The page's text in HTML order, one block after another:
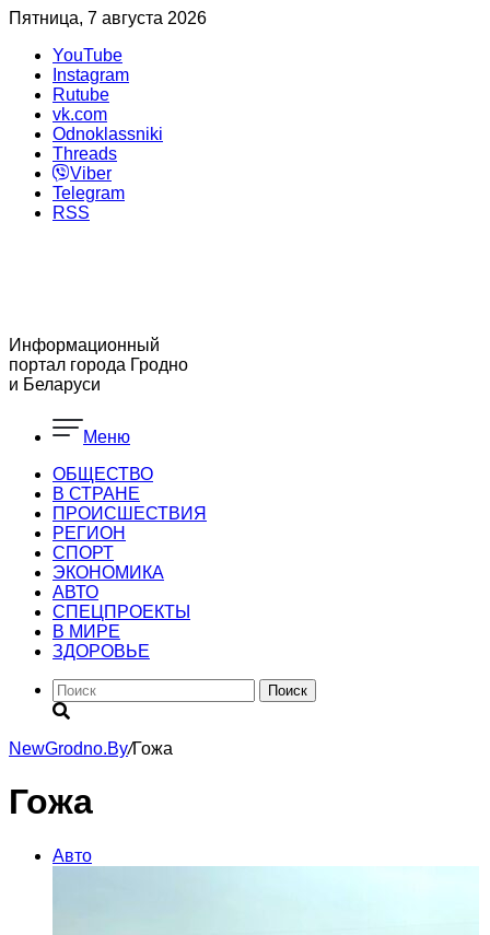
Пятница, 7 августа 2026
YouTube
Instagram
Rutube
vk.com
Odnoklassniki
Threads
Viber
Telegram
RSS
Информационный
портал города Гродно
и Беларуси
Меню
ОБЩЕСТВО
В СТРАНЕ
ПРОИСШЕСТВИЯ
РЕГИОН
CПОРТ
ЭКОНОМИКА
АВТО
СПЕЦПРОЕКТЫ
В МИРЕ
ЗДОРОВЬЕ
Поиск
NewGrodno.By/Гожа
Гожа
Авто